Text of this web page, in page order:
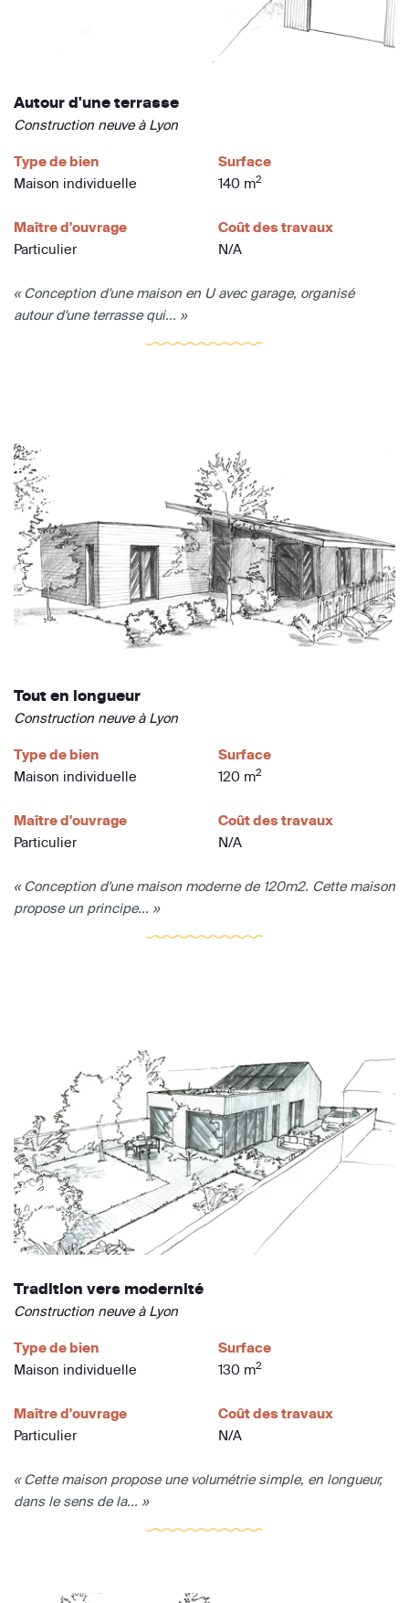
Autour d'une terrasse
Construction neuve à Lyon
Type de bien
Maison individuelle
Surface
140 m2
Maître d'ouvrage
Particulier
Coût des travaux
N/A
« Conception d'une maison en U avec garage, organisé
autour d'une terrasse qui... »
Tout en longueur
Construction neuve à Lyon
Type de bien
Maison individuelle
Surface
120 m2
Maître d'ouvrage
Particulier
Coût des travaux
N/A
« Conception d'une maison moderne de 120m2. Cette maison
propose un principe... »
Tradition vers modernité
Construction neuve à Lyon
Type de bien
Maison individuelle
Surface
130 m2
Maître d'ouvrage
Particulier
Coût des travaux
N/A
« Cette maison propose une volumétrie simple, en longueur,
dans le sens de la... »